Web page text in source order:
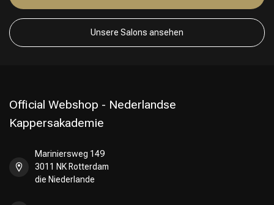
Unsere Salons ansehen
Official Webshop - Nederlandse
Kappersakademie
Mariniersweg 149
3011 NK Rotterdam
die Niederlande